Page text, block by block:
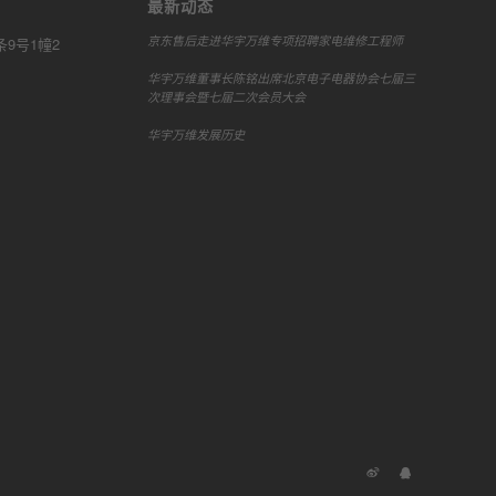
9号1幢2
最新动态
京东售后走进华宇万维专项招聘家电维修工程师
华宇万维董事长陈铭出席北京电子电器协会七届三
次理事会暨七届二次会员大会
华宇万维发展历史